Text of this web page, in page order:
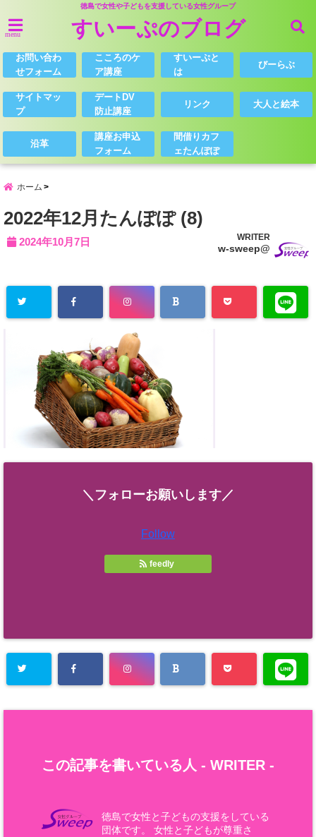
徳島で女性や子どもを支援している女性グループ
menu すいーぷのブログ
お問い合わ
せフォーム
こころのケ
ア講座
すいーぷと
は
びーらぶ
サイトマッ
プ
デートDV
防止講座
リンク 大人と絵本
沿革
講座お申込
フォーム
間借りカフ
ェたんぽぽ
ホーム
2022年12月たんぽぽ (8)
2024年10月7日 WRITER
w-sweep@
＼フォローお願いします／
Follow
feedly
この記事を書いている人 - WRITER -
徳島で女性と子どもの支援をしている
団体です。 女性と子どもが尊重さ